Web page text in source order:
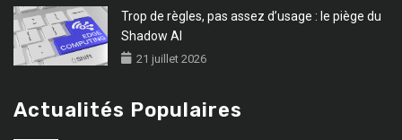
Trop de règles, pas assez d’usage : le piège du
Shadow AI
21 juillet 2026
Actualités Populaires